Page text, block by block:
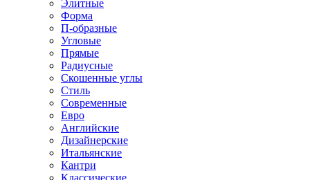
Элитные
Форма
П-образные
Угловые
Прямые
Радиусные
Скошенные углы
Стиль
Современные
Евро
Английские
Дизайнерские
Итальянские
Кантри
Классические